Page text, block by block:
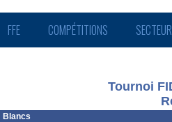
FFE COMPÉTITIONS
Tournoi
Blancs